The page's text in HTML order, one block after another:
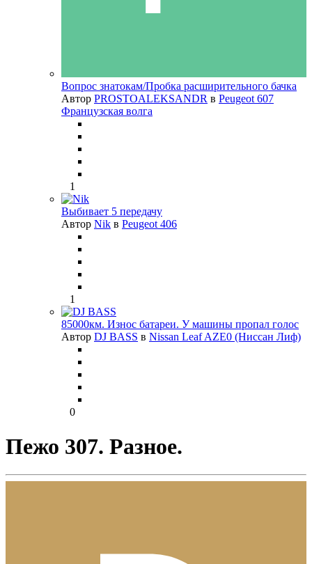
Вопрос знатокам/Пробка расширительного бачка
Автор PROSTOALEKSANDR в Peugeot 607
Французская волга
1
Выбивает 5 передачу
Автор Nik в Peugeot 406
1
85000км. Износ батареи. У машины пропал голос
Автор DJ BASS в Nissan Leaf AZE0 (Ниссан Лиф)
0
Пежо 307. Разное.